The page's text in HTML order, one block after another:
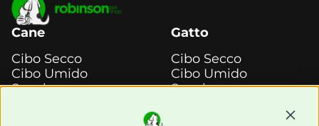
Cane
Cibo Secco
Cibo Umido
Snack e
Gatto
Cibo Secco
Cibo Umido
Snack e